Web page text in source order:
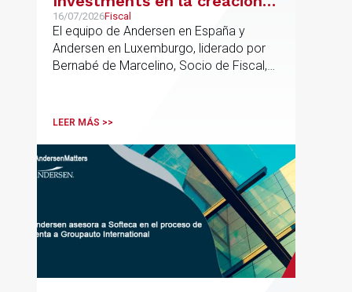
de un nuevo fondo dirigido a
la financiación de pymes
europeas
16/07/2026Fiscal
El equipo de Andersen en España y
Andersen en Luxemburgo, liderado por
Bernabé de Marcelino, Socio de Fiscal,
formación del fondo, hasta el primer
LEER MÁS >>